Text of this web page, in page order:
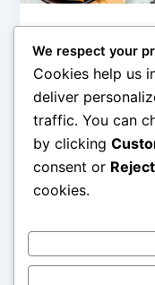
Langkah Kecil
Nutrisi
admin February 11,
Langkah Kecil
Hidup sehat
besar yang sulit
We respect your
Cookies help us
deliver
traffic. You can
by clicking
consent or
cookies.